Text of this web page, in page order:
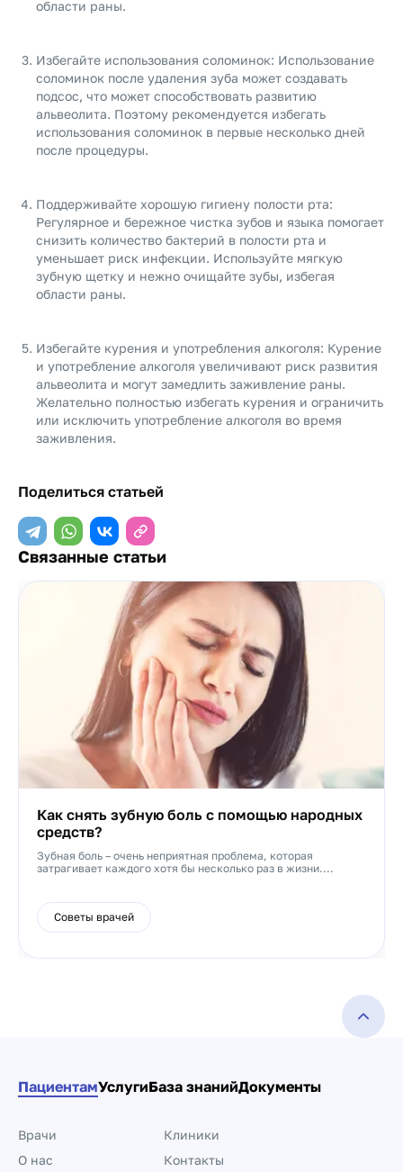
области раны.
Избегайте использования соломинок: Использование
соломинок после удаления зуба может создавать
подсос, что может способствовать развитию
альвеолита. Поэтому рекомендуется избегать
использования соломинок в первые несколько дней
после процедуры.
Поддерживайте хорошую гигиену полости рта:
Регулярное и бережное чистка зубов и языка помогает
снизить количество бактерий в полости рта и
уменьшает риск инфекции. Используйте мягкую
зубную щетку и нежно очищайте зубы, избегая
области раны.
Избегайте курения и употребления алкоголя: Курение
и употребление алкоголя увеличивают риск развития
альвеолита и могут замедлить заживление раны.
Желательно полностью избегать курения и ограничить
или исключить употребление алкоголя во время
заживления.
Поделиться статьей
Связанные статьи
Как снять зубную боль с помощью народных
средств?
Зубная боль – очень неприятная проблема, которая
затрагивает каждого хотя бы несколько раз в жизни....
Советы врачей
ПациентамУслугиБаза знанийДокументы
Врачи
Клиники
О нас
Контакты